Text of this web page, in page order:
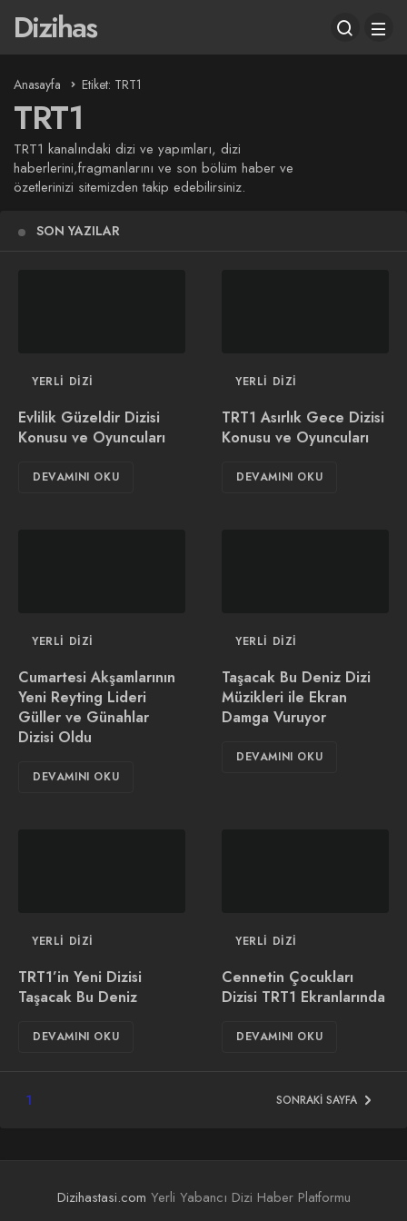
Dizihas
Anasayfa Etiket: TRT1
TRT1
TRT1 kanalındaki dizi ve yapımları, dizi
haberlerini,fragmanlarını ve son bölüm haber ve
özetlerinizi sitemizden takip edebilirsiniz.
SON YAZILAR
YERLI DIZI
Evlilik Güzeldir Dizisi
Konusu ve Oyuncuları
DEVAMINI OKU
YERLI DIZI
TRT1 Asırlık Gece Dizisi
Konusu ve Oyuncuları
DEVAMINI OKU
YERLI DIZI
Cumartesi Akşamlarının
Yeni Reyting Lideri
Güller ve Günahlar
Dizisi Oldu
DEVAMINI OKU
YERLI DIZI
Taşacak Bu Deniz Dizi
Müzikleri ile Ekran
Damga Vuruyor
DEVAMINI OKU
YERLI DIZI
TRT1’in Yeni Dizisi
Taşacak Bu Deniz
DEVAMINI OKU
YERLI DIZI
Cennetin Çocukları
Dizisi TRT1 Ekranlarında
DEVAMINI OKU
1 SONRAKI SAYFA
Dizihastasi.com Yerli Yabancı Dizi Haber Platformu